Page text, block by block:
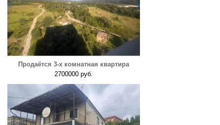
Продаётся 3-х комнатная квартира
2700000 руб.